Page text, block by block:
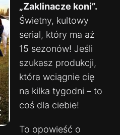
„Zaklinacze koni”.
Świetny, kultowy
serial, który ma aż
15 sezonów! Jeśli
szukasz produkcji,
która wciągnie cię
na kilka tygodni – to
coś dla ciebie!
To opowieść o